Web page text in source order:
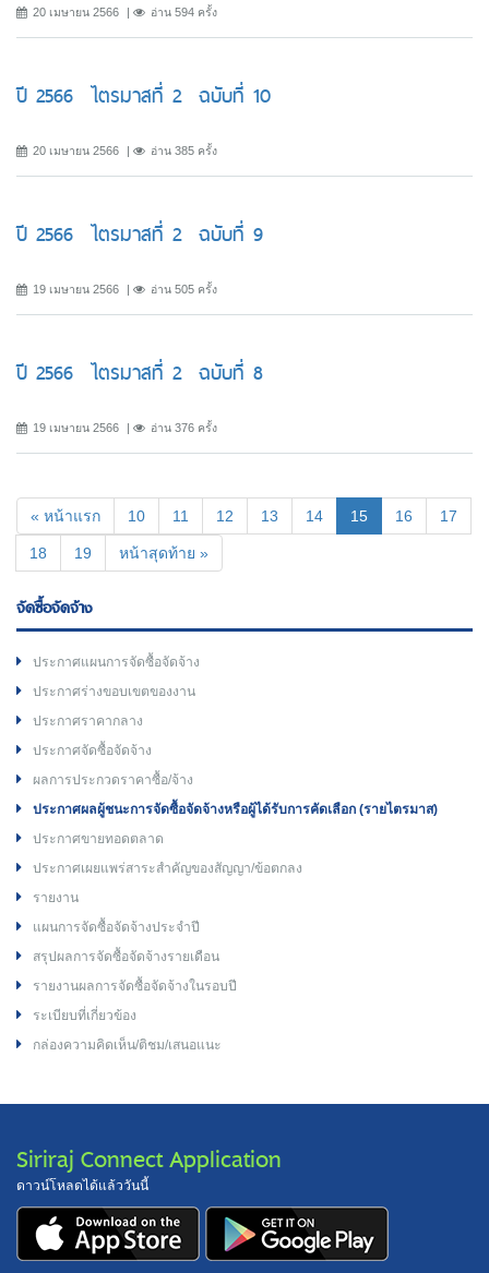
20 เมษายน 2566 อ่าน 594 ครั้ง
ปี 2566 ไตรมาสที่ 2 ฉบับที่ 10
20 เมษายน 2566 อ่าน 385 ครั้ง
ปี 2566 ไตรมาสที่ 2 ฉบับที่ 9
19 เมษายน 2566 อ่าน 505 ครั้ง
ปี 2566 ไตรมาสที่ 2 ฉบับที่ 8
19 เมษายน 2566 อ่าน 376 ครั้ง
« หน้าแรก 10 11 12 13 14 15(current)
16 17
18 19 หน้าสุดท้าย »
จัดซื้อจัดจ้าง
ประกาศแผนการจัดซื้อจัดจ้าง
ประกาศร่างขอบเขตของงาน
ประกาศราคากลาง
ประกาศจัดซื้อจัดจ้าง
ผลการประกวดราคาซื้อ/จ้าง
ประกาศผลผู้ชนะการจัดซื้อจัดจ้างหรือผู้ได้รับการคัดเลือก (รายไตรมาส)
ประกาศขายทอดตลาด
ประกาศเผยแพร่สาระสำคัญของสัญญา/ข้อตกลง
รายงาน
แผนการจัดซื้อจัดจ้างประจำปี
สรุปผลการจัดซื้อจัดจ้างรายเดือน
รายงานผลการจัดซื้อจัดจ้างในรอบปี
ระเบียบที่เกี่ยวข้อง
กล่องความคิดเห็น/ติชม/เสนอแนะ
Siriraj Connect Application
ดาวน์โหลดได้แล้ววันนี้